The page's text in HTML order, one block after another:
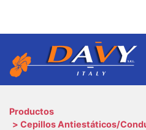
Productos
Cepillos Antiestáticos/